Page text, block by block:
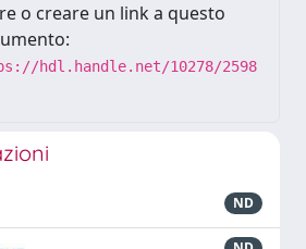
o creare un link a questo
hdl.handle.net/10278/2598
ND